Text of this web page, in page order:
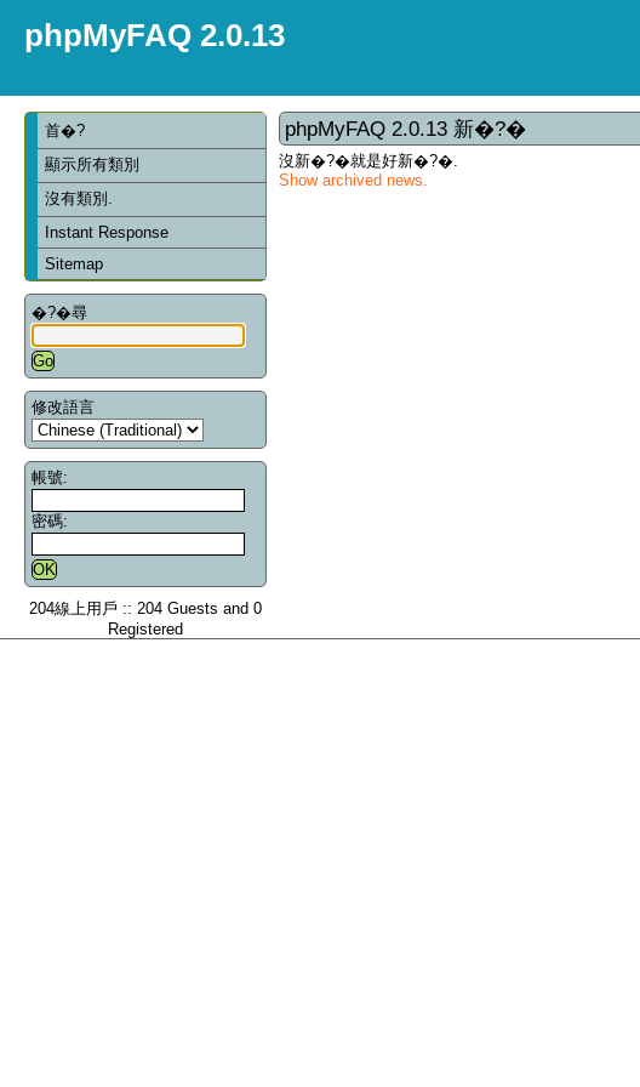
phpMyFAQ 2.0.13
首�?
顯示所有類別
沒有類別.
Instant Response
Sitemap
�?�尋
修改語言
帳號:
密碼:
204線上用戶 :: 204 Guests and 0
Registered
phpMyFAQ 2.0.13 新�?�
沒新�?�就是好新�?�.
Show archived news.